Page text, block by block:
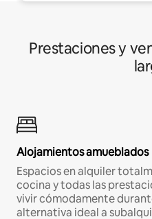
Prestaciones y
Alojamientos amueblados
Espacios en alquiler
cocina y todas las
vivir cómodamente
alternativa ideal a